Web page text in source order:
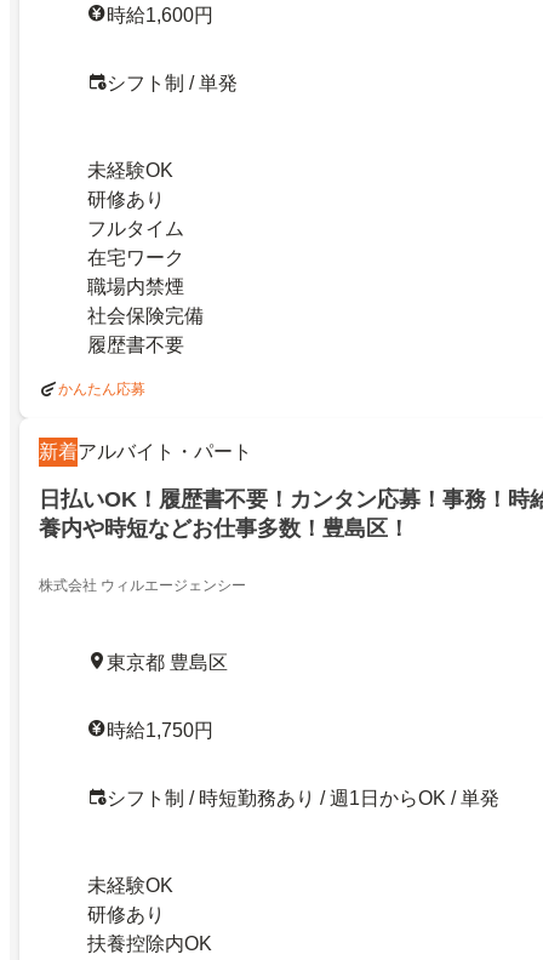
時給1,600円
シフト制 / 単発
未経験OK
研修あり
フルタイム
在宅ワーク
職場内禁煙
社会保険完備
履歴書不要
かんたん応募
新着アルバイト・パート
日払いOK！履歴書不要！カンタン応募！事務！時
養内や時短などお仕事多数！豊島区！
株式会社 ウィルエージェンシー
東京都 豊島区
時給1,750円
シフト制 / 時短勤務あり / 週1日からOK / 単発
未経験OK
研修あり
扶養控除内OK